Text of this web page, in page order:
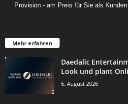
Provision - am Preis für Sie als
Mehr erfahren
Daedalic
Look und plant
6. August 2026